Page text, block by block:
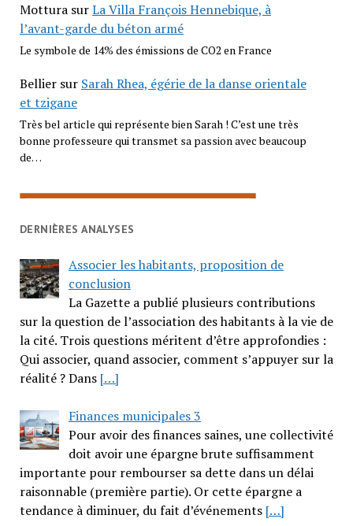
MotturasurLa Villa François Hennebique, à
l’avant-garde du béton armé
Le symbole de 14% des émissions de CO2 en France
Belliersur Sarah Rhea, égérie de la danse orientale
et tzigane
Très bel article qui représente bien Sarah ! C’est une très
bonne professeure qui transmet sa passion avec beaucoup
de…
DERNIÈRES ANALYSES
Associer les habitants, proposition de
conclusion
La Gazette a publié plusieurs contributions
sur la question de l’association des habitants à la vie de
la cité. Trois questions méritent d’être approfondies :
Qui associer, quand associer, comment s’appuyer sur la
réalité ? Dans […]
Finances municipales 3
Pour avoir des finances saines, une collectivité
doit avoir une épargne brute suffisamment
importante pour rembourser sa dette dans un délai
raisonnable (première partie). Or cette épargne a
tendance à diminuer, du fait d’événements […]